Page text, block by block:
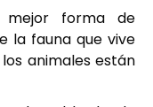
mejor forma de
la fauna que vive
animales están